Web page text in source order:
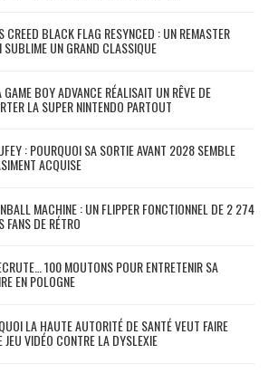
CREED BLACK FLAG RESYNCED : UN REMASTER
UN GRAND CLASSIQUE
BOY ADVANCE RÉALISAIT UN RÊVE DE
LA SUPER NINTENDO PARTOUT
: POURQUOI SA SORTIE AVANT 2028 SEMBLE
ACQUISE
MACHINE : UN FLIPPER FONCTIONNEL DE 2 274
FANS DE RÉTRO
100 MOUTONS POUR ENTRETENIR SA
EN POLOGNE
LA HAUTE AUTORITÉ DE SANTÉ VEUT FAIRE
JEU VIDÉO CONTRE LA DYSLEXIE